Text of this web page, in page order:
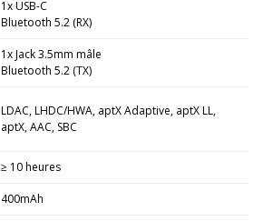
1x USB-C
Bluetooth 5.2 (RX)
1x Jack 3.5mm mâle
Bluetooth 5.2 (TX)
LDAC, LHDC/HWA, aptX Adaptive, aptX LL,
aptX, AAC, SBC
≥ 10 heures
400mAh